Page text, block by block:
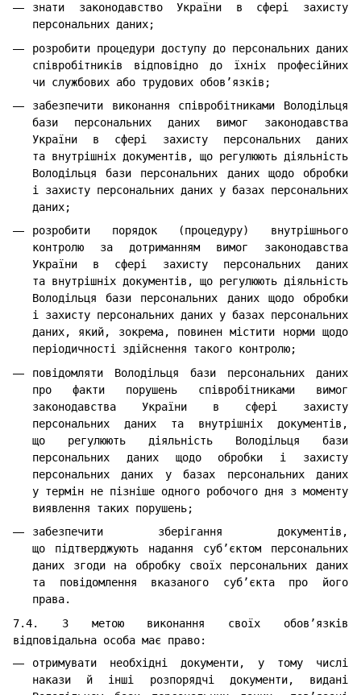
знати законодавство України в сфері захисту
персональних даних;
розробити процедури доступу до персональних даних
співробітників відповідно до їхніх професійних
чи службових або трудових обов’язків;
забезпечити виконання співробітниками Володільця
бази персональних даних вимог законодавства
України в сфері захисту персональних даних
та внутрішніх документів, що регулюють діяльність
Володільця бази персональних даних щодо обробки
і захисту персональних даних у базах персональних
даних;
розробити порядок (процедуру) внутрішнього
контролю за дотриманням вимог законодавства
України в сфері захисту персональних даних
та внутрішніх документів, що регулюють діяльність
Володільця бази персональних даних щодо обробки
і захисту персональних даних у базах персональних
даних, який, зокрема, повинен містити норми щодо
періодичності здійснення такого контролю;
повідомляти Володільця бази персональних даних
про факти порушень співробітниками вимог
законодавства України в сфері захисту
персональних даних та внутрішніх документів,
що регулюють діяльність Володільця бази
персональних даних щодо обробки і захисту
персональних даних у базах персональних даних
у термін не пізніше одного робочого дня з моменту
виявлення таких порушень;
забезпечити зберігання документів,
що підтверджують надання суб’єктом персональних
даних згоди на обробку своїх персональних даних
та повідомлення вказаного суб’єкта про його
права.
7.4. З метою виконання своїх обов’язків
відповідальна особа має право:
отримувати необхідні документи, у тому числі
накази й інші розпорядчі документи, видані